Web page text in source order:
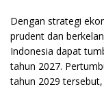
Dengan strategi
prudent dan
Indonesia dapat
tahun 2027.
tahun 2029